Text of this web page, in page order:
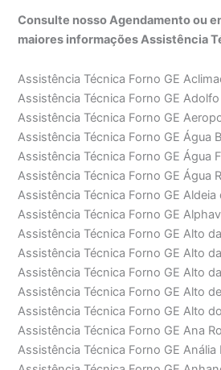
Consulte nosso Agendamento ou
maiores informações Assistência
Assistência Técnica Forno GE
Assistência Técnica Forno GE
Assistência Técnica Forno GE
Assistência Técnica Forno GE Água
Assistência Técnica Forno GE Água
Assistência Técnica Forno GE Água
Assistência Técnica Forno GE Aldeia
Assistência Técnica Forno GE
Assistência Técnica Forno GE Alto
Assistência Técnica Forno GE Alto
Assistência Técnica Forno GE Alto
Assistência Técnica Forno GE Alto
Assistência Técnica Forno GE Alto
Assistência Técnica Forno GE Ana
Assistência Técnica Forno GE Anália